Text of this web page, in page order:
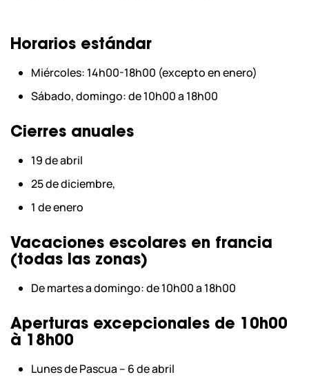
Horarios estándar
Miércoles: 14h00-18h00 (excepto en enero)
Sábado, domingo: de 10h00 a 18h00
Cierres anuales
19 de abril
25 de diciembre,
1 de enero
Vacaciones escolares en francia
(todas las zonas)
De martes a domingo: de 10h00 a 18h00
Aperturas excepcionales de 10h00
à 18h00
Lunes de Pascua – 6 de abril